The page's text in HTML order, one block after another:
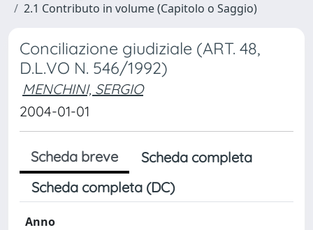
2.1 Contributo in volume (Capitolo o Saggio)
Conciliazione giudiziale (ART. 48,
D.L.VO N. 546/1992)
MENCHINI, SERGIO
2004-01-01
Scheda breve
Scheda completa
Scheda completa (DC)
Anno